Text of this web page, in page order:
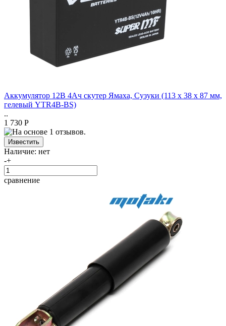
Аккумулятор 12В 4Ач скутер Ямаха, Сузуки (113 х 38 х 87 мм,
гелевый YTR4B-BS)
..
1 730 Р
Наличие: нет
-+
сравнение